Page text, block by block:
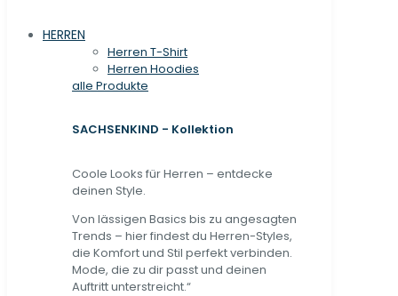
HERREN
Herren T-Shirt
Herren Hoodies
alle Produkte
SACHSENKIND - Kollektion
Coole Looks für Herren – entdecke
deinen Style.
Von lässigen Basics bis zu angesagten
Trends – hier findest du Herren-Styles,
die Komfort und Stil perfekt verbinden.
Mode, die zu dir passt und deinen
Auftritt unterstreicht.“